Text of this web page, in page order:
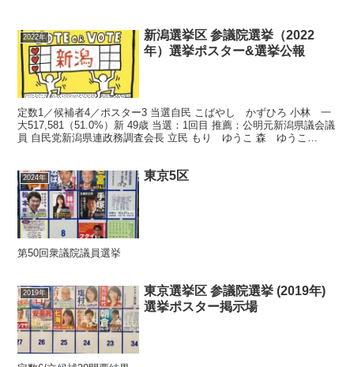
2022年
新潟選挙区 参議院選挙（2022
年）選挙ポスター&選挙公報
定数1／候補者4／ポスター3 当選自民 こばやし かずひろ 小林 一
大517,581（51.0%）新 49歳 当選：1回目 推薦：公明元新潟県議会議
員 自民党新潟県連政務調査会長 立民 もり ゆうこ 森 ゆうこ
2024年 東京5区
第50回衆議院議員選挙
2019年
東京選挙区 参議院選挙 (2019年)
選挙ポスター掲示場